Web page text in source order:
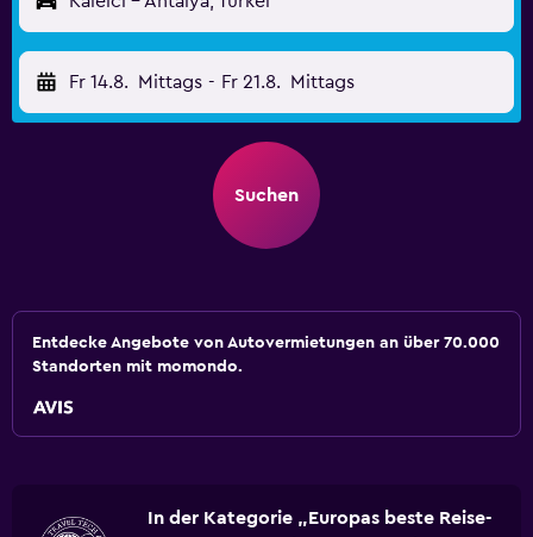
Fr 14.8. Mittags - Fr 21.8. Mittags
Suchen
Entdecke Angebote von Autovermietungen an über 70.000
Standorten mit momondo.
In der Kategorie „Europas beste Reise-